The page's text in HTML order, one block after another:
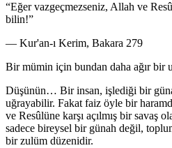
“Eğer vazgeçmezseniz, Allah ve
bilin!”
— Kur'an-ı Kerim, Bakara 279
Bir mümin için bundan daha ağır bir
Düşünün… Bir insan, işlediği bir
uğrayabilir. Fakat faiz öyle bir
ve Resûlüne karşı açılmış bir savaş
sadece bireysel bir günah değil,
bir zulüm düzenidir.